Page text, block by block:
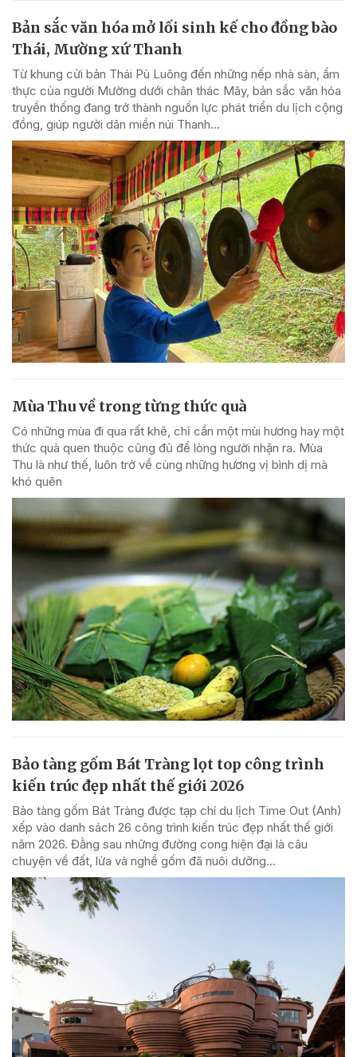
Bản sắc văn hóa mở lối sinh kế cho đồng bào
Thái, Mường xứ Thanh
Từ khung cửi bản Thái Pù Luông đến những nếp nhà sàn, ẩm
thực của người Mường dưới chân thác Mây, bản sắc văn hóa
truyền thống đang trở thành nguồn lực phát triển du lịch cộng
đồng, giúp người dân miền núi Thanh...
Mùa Thu về trong từng thức quà
Có những mùa đi qua rất khẽ, chỉ cần một mùi hương hay một
thức quà quen thuộc cũng đủ để lòng người nhận ra. Mùa
Thu là như thế, luôn trở về cùng những hương vị bình dị mà
khó quên
Bảo tàng gốm Bát Tràng lọt top công trình
kiến trúc đẹp nhất thế giới 2026
Bảo tàng gốm Bát Tràng được tạp chí du lịch Time Out (Anh)
xếp vào danh sách 26 công trình kiến trúc đẹp nhất thế giới
năm 2026. Đằng sau những đường cong hiện đại là câu
chuyện về đất, lửa và nghề gốm đã nuôi dưỡng...